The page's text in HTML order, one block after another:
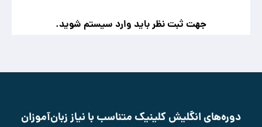
جهت ثبت نظر باید وارد سیستم شوید.
دوره‌های انگلیش کلینیک متناسب با نیاز زبان‌آموزان